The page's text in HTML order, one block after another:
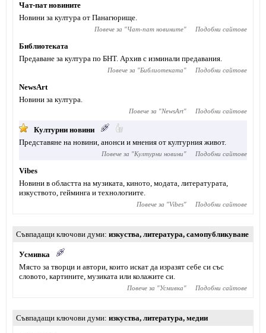
Чат-пат новините
Новини за култура от Панагюрище.
Повече за "Чат-пат новините" Подобни сайтове
Библиотеката
Предаване за култура по БНТ. Архив с изминали предавания.
Повече за "Библиотеката" Подобни сайтове
NewsArt
Новини за култура.
Повече за "NewsArt" Подобни сайтове
Културни новини
Представяне на новини, анонси и мнения от културния живот.
Повече за "Културни новини" Подобни сайтове
Vibes
Новини в областта на музиката, киното, модата, литературата,
изкуството, гейминга и технологиите.
Повече за "Vibes" Подобни сайтове
Съвпадащи ключови думи изкуства, литература, самопубликуване
Усмивка
Място за творци и автори, които искат да изразят себе си със
словото, картините, музиката или колажите си.
Повече за "Усмивка" Подобни сайтове
Съвпадащи ключови думи изкуства, литература, медии